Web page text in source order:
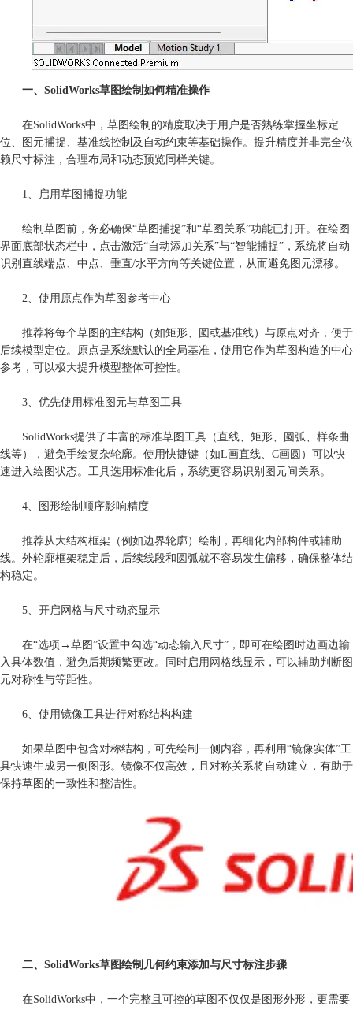
一、SolidWorks草图绘制如何精准操作
在SolidWorks中，草图绘制的精度取决于用户是否熟练掌握坐标定
位、图元捕捉、基准线控制及自动约束等基础操作。提升精度并非完全依
赖尺寸标注，合理布局和动态预览同样关键。
1、启用草图捕捉功能
绘制草图前，务必确保“草图捕捉”和“草图关系”功能已打开。在绘图
界面底部状态栏中，点击激活“自动添加关系”与“智能捕捉”，系统将自动
识别直线端点、中点、垂直/水平方向等关键位置，从而避免图元漂移。
2、使用原点作为草图参考中心
推荐将每个草图的主结构（如矩形、圆或基准线）与原点对齐，便于
后续模型定位。原点是系统默认的全局基准，使用它作为草图构造的中心
参考，可以极大提升模型整体可控性。
3、优先使用标准图元与草图工具
SolidWorks提供了丰富的标准草图工具（直线、矩形、圆弧、样条曲
线等），避免手绘复杂轮廓。使用快捷键（如L画直线、C画圆）可以快
速进入绘图状态。工具选用标准化后，系统更容易识别图元间关系。
4、图形绘制顺序影响精度
推荐从大结构框架（例如边界轮廓）绘制，再细化内部构件或辅助
线。外轮廓框架稳定后，后续线段和圆弧就不容易发生偏移，确保整体结
构稳定。
5、开启网格与尺寸动态显示
在“选项→草图”设置中勾选“动态输入尺寸”，即可在绘图时边画边输
入具体数值，避免后期频繁更改。同时启用网格线显示，可以辅助判断图
元对称性与等距性。
6、使用镜像工具进行对称结构构建
如果草图中包含对称结构，可先绘制一侧内容，再利用“镜像实体”工
具快速生成另一侧图形。镜像不仅高效，且对称关系将自动建立，有助于
保持草图的一致性和整洁性。
二、SolidWorks草图绘制几何约束添加与尺寸标注步骤
在SolidWorks中，一个完整且可控的草图不仅仅是图形外形，更需要